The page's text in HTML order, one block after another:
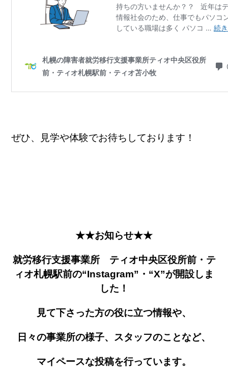
ぜひ、見学や体験でお待ちしております！
★★お知らせ★★
就労移行支援事業所 ティオ中央区役所前・テ
ィオ札幌駅前の“Instagram” ・ “X”が開設しま
した！
見て下さった方の役に立つ情報や、
日々の事業所の様子、 スタッフのことなど、
マイペースな投稿を行っています。